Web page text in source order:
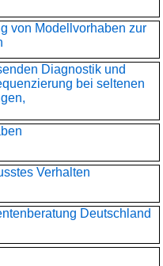
von Modellvorhaben zur
Diagnostik und
bei seltenen
Verhalten
Deutschland